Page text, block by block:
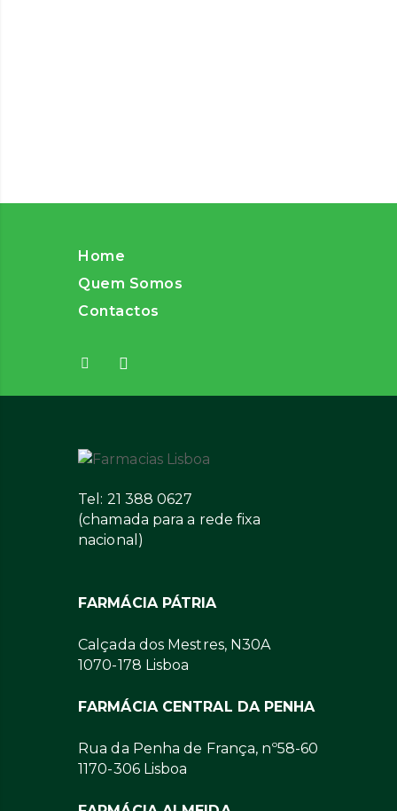
Home
Quem Somos
Contactos
Tel: 21 388 0627
(chamada para a rede fixa
nacional)
FARMÁCIA PÁTRIA
Calçada dos Mestres, N30A
1070-178 Lisboa
FARMÁCIA CENTRAL DA PENHA
Rua da Penha de França, nº58-60
1170-306 Lisboa